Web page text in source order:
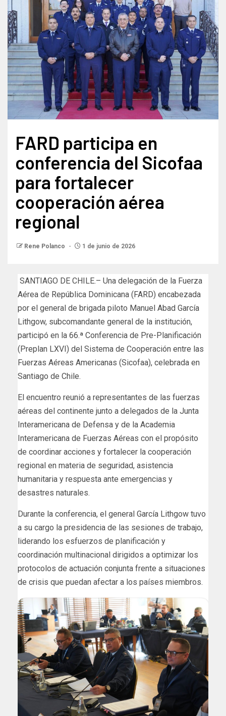
FARD participa en
conferencia del Sicofaa
para fortalecer
cooperación aérea
regional
Rene Polanco 1 de junio de 2026
SANTIAGO DE CHILE.– Una delegación de la Fuerza
Aérea de República Dominicana (FARD) encabezada
por el general de brigada piloto Manuel Abad García
Lithgow, subcomandante general de la institución,
participó en la 66.ª Conferencia de Pre-Planificación
(Preplan LXVI) del Sistema de Cooperación entre las
Fuerzas Aéreas Americanas (Sicofaa), celebrada en
Santiago de Chile.
El encuentro reunió a representantes de las fuerzas
aéreas del continente junto a delegados de la Junta
Interamericana de Defensa y de la Academia
Interamericana de Fuerzas Aéreas con el propósito
de coordinar acciones y fortalecer la cooperación
regional en materia de seguridad, asistencia
humanitaria y respuesta ante emergencias y
desastres naturales.
Durante la conferencia, el general García Lithgow tuvo
a su cargo la presidencia de las sesiones de trabajo,
liderando los esfuerzos de planificación y
coordinación multinacional dirigidos a optimizar los
protocolos de actuación conjunta frente a situaciones
de crisis que puedan afectar a los países miembros.